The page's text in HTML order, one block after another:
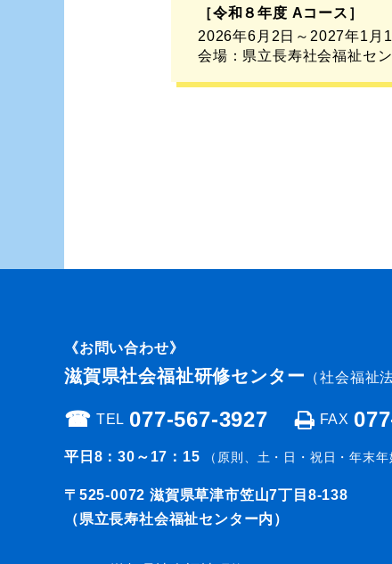
［令和８年度 Aコース］
2026年6月2日～2027年1月
会場：県立長寿社会福祉セ
《お問い合わせ》
滋賀県社会福祉研修センター （社会福祉
☎︎ TEL 077-567-3927 FAX
平日8：30～17：15 （原則、土・日・祝日・年末
〒525-0072 滋賀県草津市笠山7丁目8-138
（県立長寿社会福祉センター内）